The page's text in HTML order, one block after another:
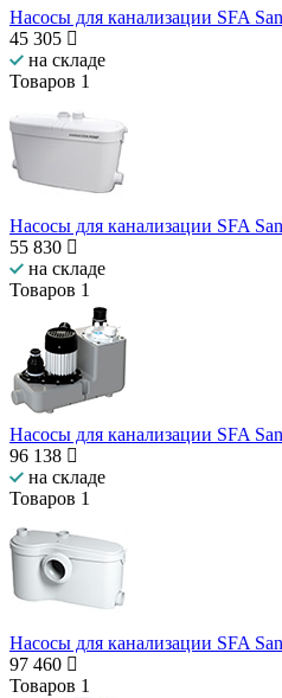
Насосы для канализации SFA
45 305
на складе
Товаров 1
Насосы для канализации SFA
55 830
на складе
Товаров 1
Насосы для канализации SFA
96 138
на складе
Товаров 1
Насосы для канализации SFA
97 460
Товаров 1